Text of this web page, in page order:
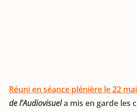
Réuni en séance plénière le 22 mai
de l’Audiovisuela mis en garde les